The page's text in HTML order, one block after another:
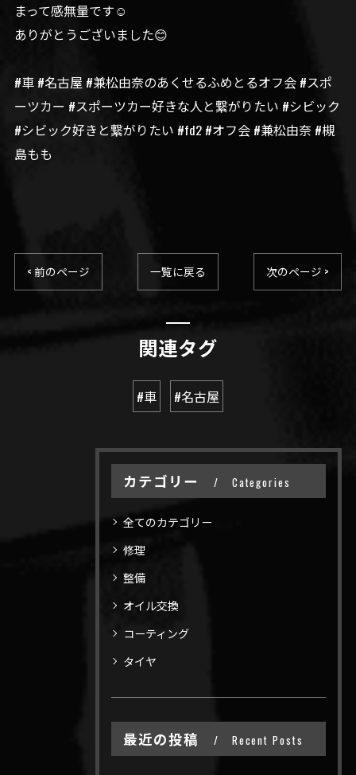
まって感無量です☺️
ありがとうございました😊
#車 #名古屋 #兼松由奈のあくせるふめとるオフ会 #スポ
ーツカー #スポーツカー好きな人と繋がりたい #シビック
#シビック好きと繋がりたい #fd2 #オフ会 #兼松由奈 #槻
島もも
< 前のページ 一覧に戻る 次のページ >
関連タグ
#車 #名古屋
カテゴリー Categories
全てのカテゴリー
修理
整備
オイル交換
コーティング
タイヤ
最近の投稿 Recent Posts